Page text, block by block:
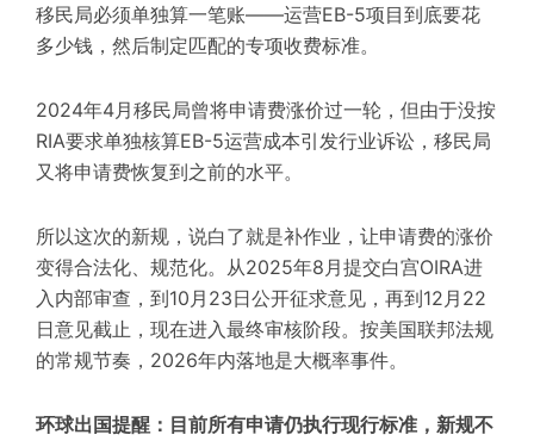
移民局必须单独算一笔账——运营EB-5项目到底要花
多少钱，然后制定匹配的专项收费标准。
2024年4月移民局曾将申请费涨价过一轮，但由于没按
RIA要求单独核算EB-5运营成本引发行业诉讼，移民局
又将申请费恢复到之前的水平。
所以这次的新规，说白了就是补作业，让申请费的涨价
变得合法化、规范化。从2025年8月提交白宫OIRA进
入内部审查，到10月23日公开征求意见，再到12月22
日意见截止，现在进入最终审核阶段。按美国联邦法规
的常规节奏，2026年内落地是大概率事件。
环球出国提醒：目前所有申请仍执行现行标准，新规不